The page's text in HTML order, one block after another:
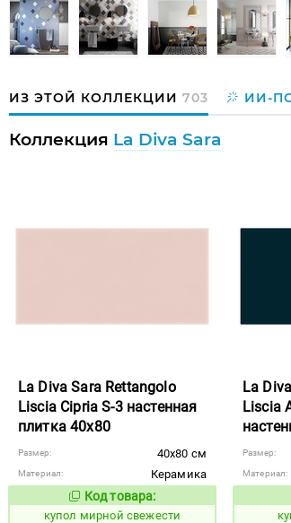
ИЗ ЭТОЙ КОЛЛЕКЦИИ 703 ИИ-
Коллекция La Diva Sara
La Diva Sara Rettangolo
Liscia Cipria S-3 настенная
плитка 40x80
Размер: 40x80 см
Материал:
Керамика
Код товара:
850958 Код товара:
купол мирной свежести
La
Liscia
Размер:
Материал: